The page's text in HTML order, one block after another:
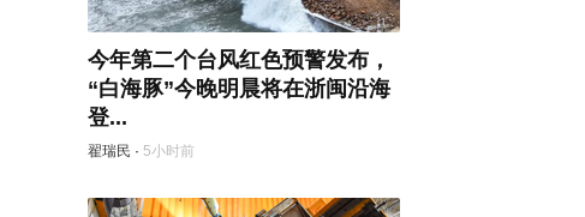
今年第二个台风红色预警发布，
“白海豚”今晚明晨将在浙闽沿海
登...
翟瑞民 · 5小时前